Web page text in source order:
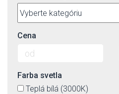
Cena
Farba svetla
Teplá bílá (3000K)